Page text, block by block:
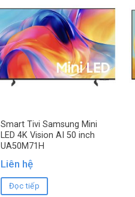
Smart Tivi Samsung Mini
LED 4K Vision AI 50 inch
UA50M71H
Liên hệ
Đọc tiếp